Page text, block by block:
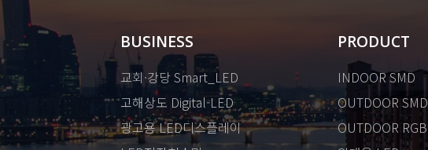
BUSINESS
교회·강당 Smart_LED
고해상도 Digital-LED
광고용 LED디스플레이
PRODUCT
INDOOR SMD
OUTDOOR SMD
OUTDOOR RGB